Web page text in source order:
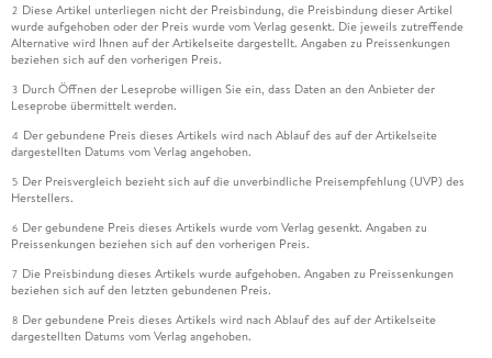
2 Diese Artikel unterliegen nicht der Preisbindung, die Preisbindung dieser Artikel
wurde aufgehoben oder der Preis wurde vom Verlag gesenkt. Die jeweils zutreffende
Alternative wird Ihnen auf der Artikelseite dargestellt. Angaben zu Preissenkungen
beziehen sich auf den vorherigen Preis.
3 Durch Öffnen der Leseprobe willigen Sie ein, dass Daten an den Anbieter der
Leseprobe übermittelt werden.
4 Der gebundene Preis dieses Artikels wird nach Ablauf des auf der Artikelseite
dargestellten Datums vom Verlag angehoben.
5 Der Preisvergleich bezieht sich auf die unverbindliche Preisempfehlung (UVP) des
Herstellers.
6 Der gebundene Preis dieses Artikels wurde vom Verlag gesenkt. Angaben zu
Preissenkungen beziehen sich auf den vorherigen Preis.
7 Die Preisbindung dieses Artikels wurde aufgehoben. Angaben zu Preissenkungen
beziehen sich auf den letzten gebundenen Preis.
8 Der gebundene Preis dieses Artikels wird nach Ablauf des auf der Artikelseite
dargestellten Datums vom Verlag angehoben.